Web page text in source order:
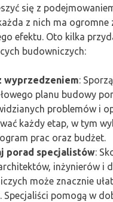
się z
z nich ma ogromne
efektu. Oto kilka
budowniczych:
wyprzedzeniem:
planu budowy
problemów i
każdy etap, w tym
prac oraz budżet.
porad specjalistów:
inżynierów i
może znacznie
Specjaliści pomogą w